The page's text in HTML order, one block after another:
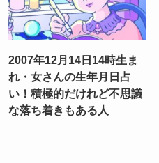
2007年12月14日14時生ま
れ・女さんの生年月日占
い！積極的だけれど不思議
な落ち着きもある人